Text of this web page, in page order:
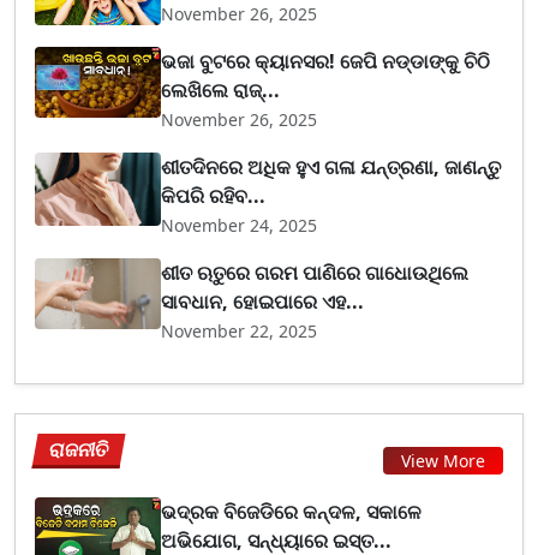
November 26, 2025
ଭଜା ବୁଟରେ କ୍ୟାନସର! ଜେପି ନଡ୍ଡାଙ୍କୁ ଚିଠି
ଲେଖିଲେ ରାଜ୍...
November 26, 2025
ଶୀତଦିନରେ ଅଧିକ ହୁଏ ଗଳା ଯନ୍ତ୍ରଣା, ଜାଣନ୍ତୁ
କିପରି ରହିବ...
November 24, 2025
ଶୀତ ଋତୁରେ ଗରମ ପାଣିରେ ଗାଧୋଉଥିଲେ
ସାବଧାନ, ହୋଇପାରେ ଏହ...
November 22, 2025
ରାଜନୀତି View More
ଭଦ୍ରକ ବିଜେଡିରେ କନ୍ଦଳ, ସକାଳେ
ଅଭିଯୋଗ, ସନ୍ଧ୍ୟାରେ ଇସ୍ତ...